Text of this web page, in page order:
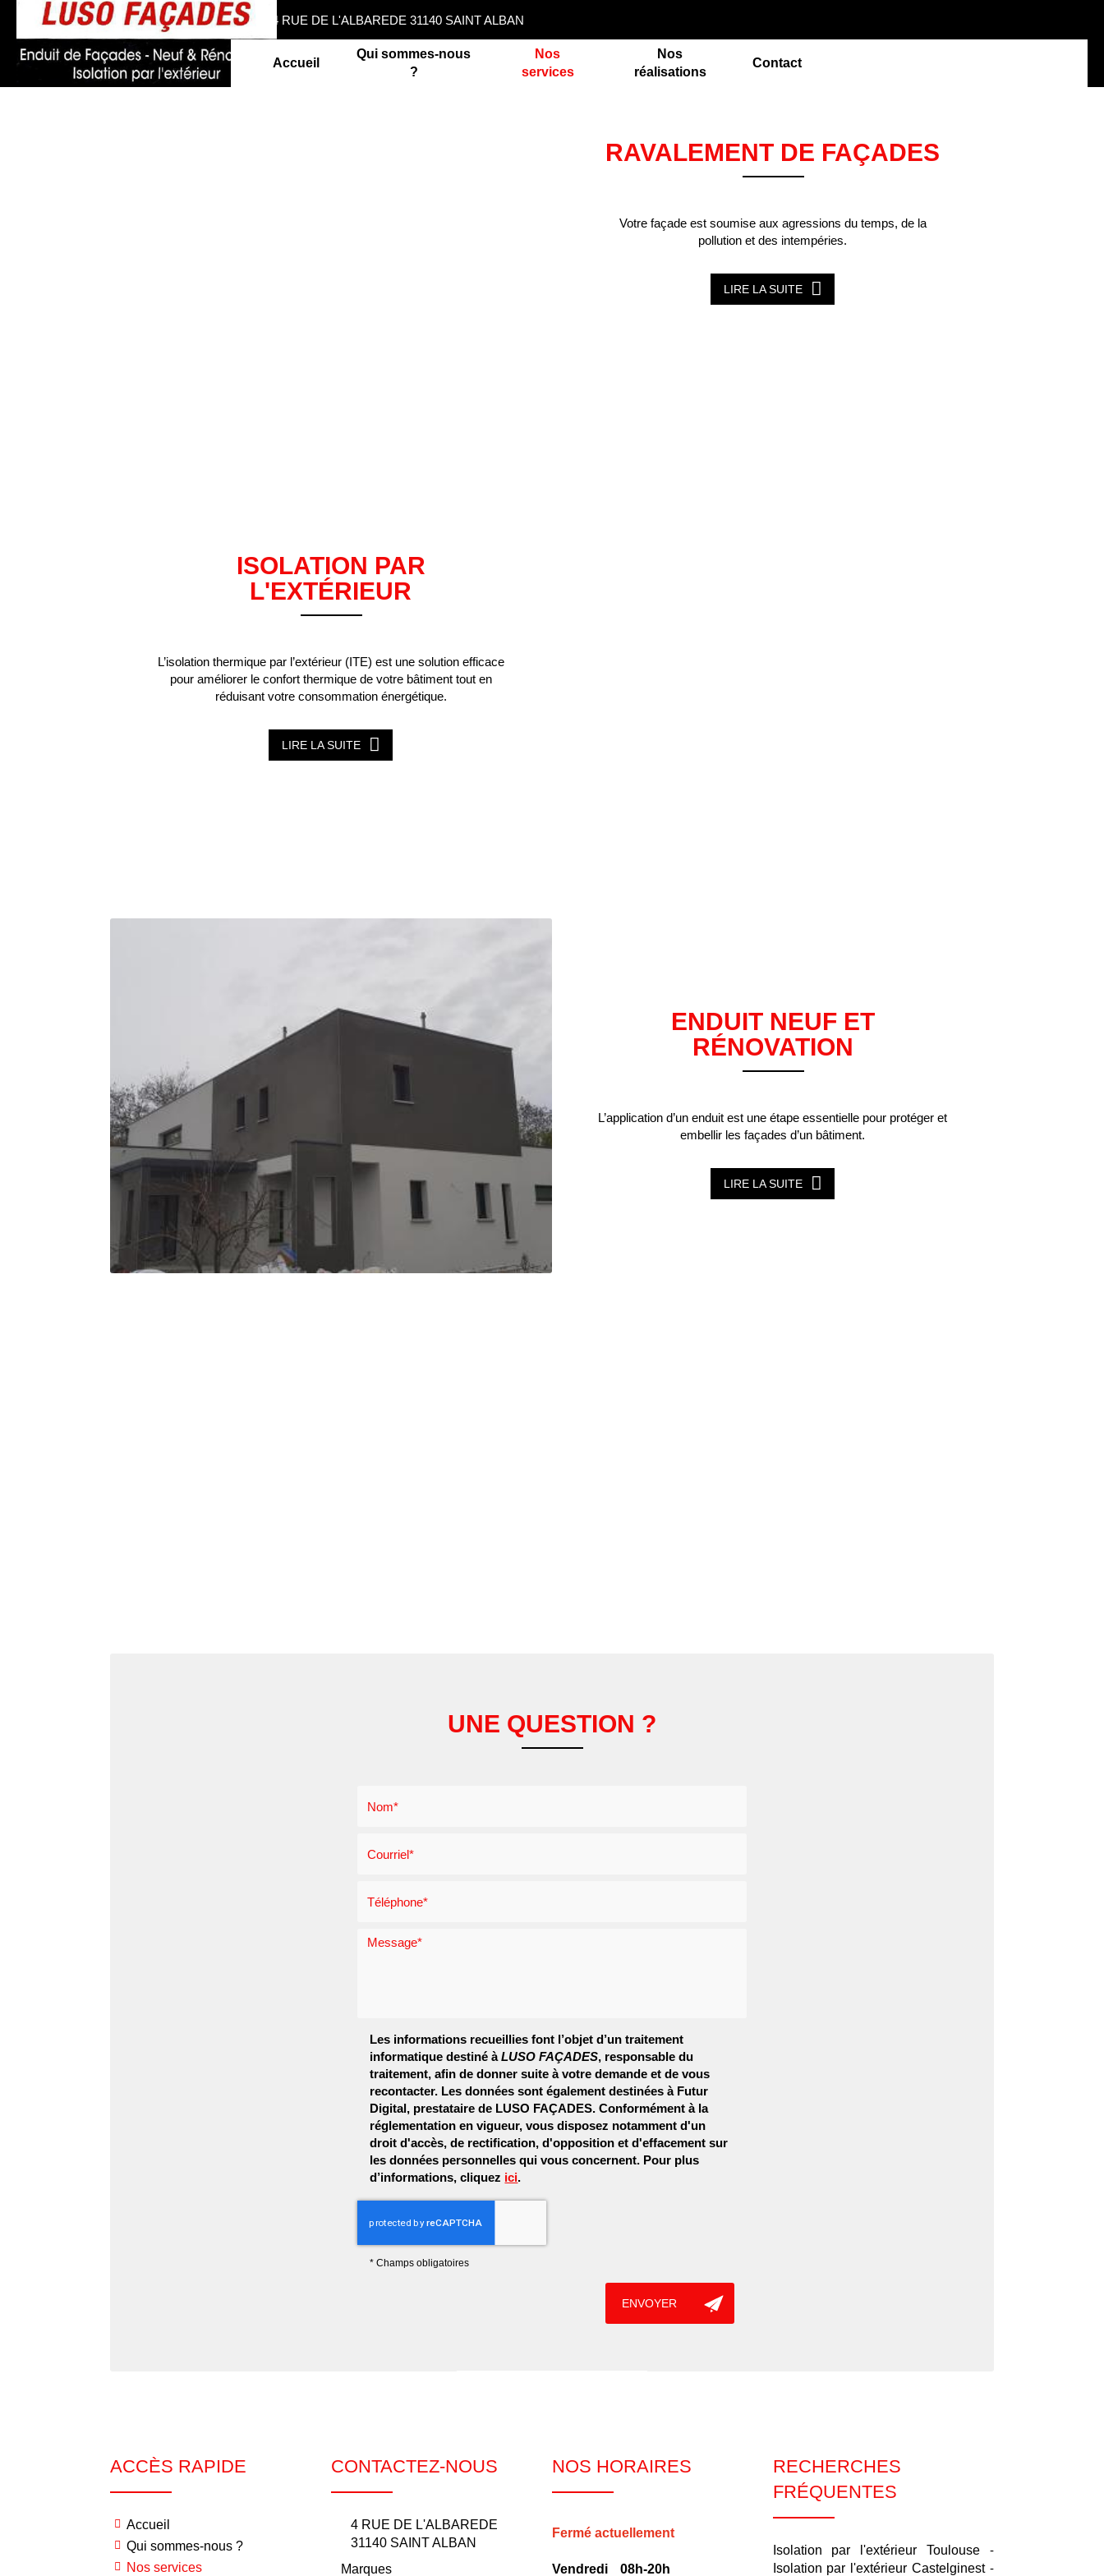
LUSO
4 RUE DE L'ALBAREDE 31140 SAINT ALBAN
Accueil
Qui sommes-nous
?
Nos
services
Nos
réalisations
Contact
RAVALEMENT DE FAÇADES
Votre façade est soumise aux agressions du temps, de la
pollution et des intempéries.
LIRE LA SUITE
ISOLATION PAR
L'EXTÉRIEUR
L’isolation thermique par l’extérieur (ITE) est une solution efficace
pour améliorer le confort thermique de votre bâtiment tout en
réduisant votre consommation énergétique.
LIRE LA SUITE
ENDUIT NEUF ET
RÉNOVATION
L’application d’un enduit est une étape essentielle pour protéger et
embellir les façades d’un bâtiment.
LIRE LA SUITE
UNE QUESTION ?
Les informations recueillies font l’objet d’un traitement
informatique destiné àLUSO FAÇADES, responsable du
traitement, afin de donner suite à votre demande et de vous
recontacter. Les données sont également destinées à Futur
Digital, prestataire de LUSO FAÇADES. Conformément à la
réglementation en vigueur, vous disposez notamment d'un
droit d'accès, de rectification, d'opposition et d'effacement sur
les données personnelles qui vous concernent. Pour plus
d’informations, cliquez ici.
*Champs obligatoires
ACCÈS RAPIDE
Accueil
Qui sommes-nous ?
Nos services
CONTACTEZ-NOUS
4 RUE DE L'ALBAREDE
31140 SAINT ALBAN
Marques
NOS HORAIRES
Fermé actuellement
Vendredi 08h-20h
RECHERCHES
FRÉQUENTES
Isolation par l'extérieur Toulouse
Isolation par l'extérieur Castelginest